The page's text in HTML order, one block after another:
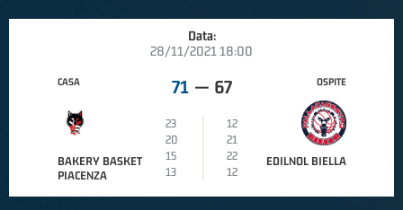
Data:
28/11/2021 18:00
CASA
BAKERY BASKET
PIACENZA
71 — 67
23
12
20
21
15
22
13
12
OSPITE
EDILNOL BIELLA